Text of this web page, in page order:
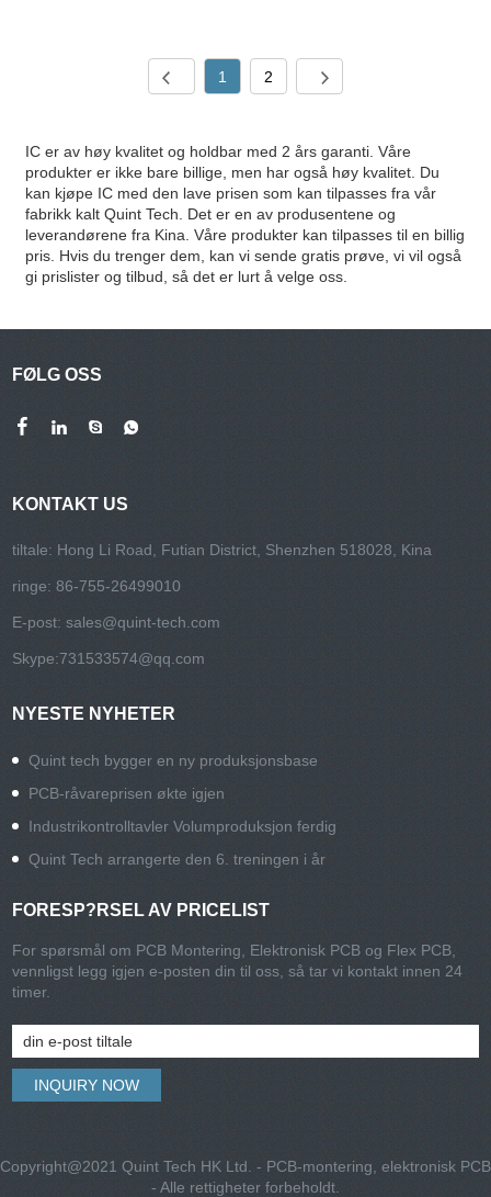
1 2
IC er av høy kvalitet og holdbar med 2 års garanti. Våre
produkter er ikke bare billige, men har også høy kvalitet. Du
kan kjøpe IC med den lave prisen som kan tilpasses fra vår
fabrikk kalt Quint Tech. Det er en av produsentene og
leverandørene fra Kina. Våre produkter kan tilpasses til en billig
pris. Hvis du trenger dem, kan vi sende gratis prøve, vi vil også
gi prislister og tilbud, så det er lurt å velge oss.
FØLG OSS
KONTAKT US
tiltale: Hong Li Road, Futian District, Shenzhen 518028, Kina
ringe: 86-755-26499010
E-post:sales@quint-tech.com
Skype:731533574@qq.com
NYESTE NYHETER
Quint tech bygger en ny produksjonsbase
PCB-råvareprisen økte igjen
Industrikontrolltavler Volumproduksjon ferdig
Quint Tech arrangerte den 6. treningen i år
FORESP?RSEL AV PRICELIST
For spørsmål om PCB Montering, Elektronisk PCB og Flex PCB,
vennligst legg igjen e-posten din til oss, så tar vi kontakt innen 24
timer.
Copyright@2021 Quint Tech HK Ltd. - PCB-montering, elektronisk PCB
- Alle rettigheter forbeholdt.